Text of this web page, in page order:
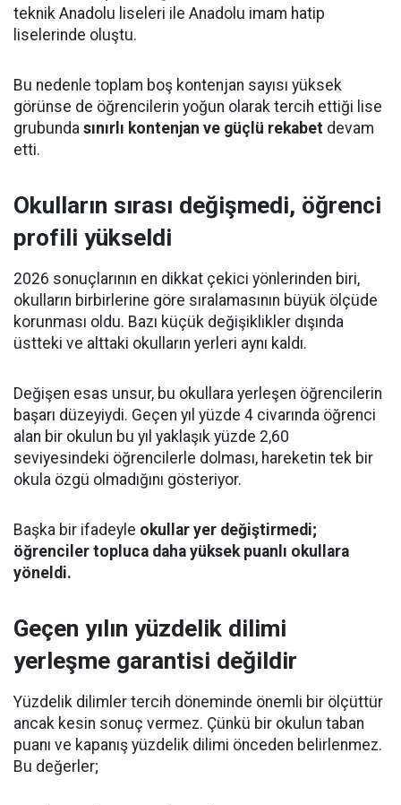
teknik Anadolu liseleri ile Anadolu imam hatip
liselerinde oluştu.
Bu nedenle toplam boş kontenjan sayısı yüksek
görünse de öğrencilerin yoğun olarak tercih ettiği lise
grubunda sınırlı kontenjan ve güçlü rekabet devam
etti.
Okulların sırası değişmedi, öğrenci
profili yükseldi
2026 sonuçlarının en dikkat çekici yönlerinden biri,
okulların birbirlerine göre sıralamasının büyük ölçüde
korunması oldu. Bazı küçük değişiklikler dışında
üstteki ve alttaki okulların yerleri aynı kaldı.
Değişen esas unsur, bu okullara yerleşen öğrencilerin
başarı düzeyiydi. Geçen yıl yüzde 4 civarında öğrenci
alan bir okulun bu yıl yaklaşık yüzde 2,60
seviyesindeki öğrencilerle dolması, hareketin tek bir
okula özgü olmadığını gösteriyor.
Başka bir ifadeyle okullar yer değiştirmedi;
öğrenciler topluca daha yüksek puanlı okullara
yöneldi.
Geçen yılın yüzdelik dilimi
yerleşme garantisi değildir
Yüzdelik dilimler tercih döneminde önemli bir ölçüttür
ancak kesin sonuç vermez. Çünkü bir okulun taban
puanı ve kapanış yüzdelik dilimi önceden belirlenmez.
Bu değerler;